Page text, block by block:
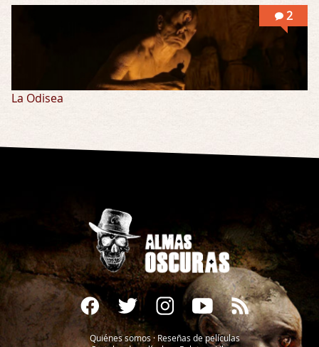
2
La Odisea
Quiénes somos·Reseñas de películas